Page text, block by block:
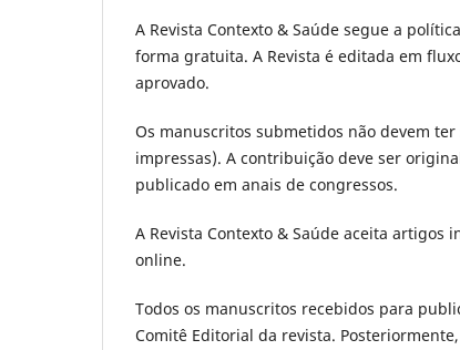
A Revista Contexto & Saúde segue a
forma gratuita. A Revista é editada em
aprovado.
Os manuscritos submetidos não devem
impressas). A contribuição deve ser
publicado em anais de congressos.
A Revista Contexto & Saúde aceita
online.
Todos os manuscritos recebidos para
Comitê Editorial da revista.